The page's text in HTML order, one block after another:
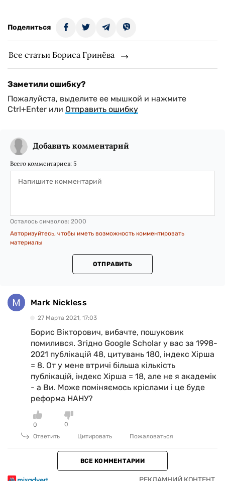
Поделиться
Все статьи Бориса Гринёва
Заметили ошибку?
Пожалуйста, выделите ее мышкой и нажмите
Ctrl+Enter или Отправить ошибку
Добавить комментарий
Всего комментариев: 5
Осталось символов: 2000
Авторизуйтесь, чтобы иметь возможность комментировать
материалы
ОТПРАВИТЬ
Mark Nickless
27 Марта 2021, 17:03
Борис Вікторович, вибачте, пошуковик
помилився. Згідно Google Scholar у вас за 1998-
2021 публікацій 48, цитувань 180, індекс Хірша
= 8. От у мене втричі більша кількість
публікацій, індекс Хірша = 18, але не я академік
- а Ви. Може поміняємось кріслами і це буде
реформа НАНУ?
0
0
Ответить
Цитировать Пожаловаться
ВСЕ КОММЕНТАРИИ